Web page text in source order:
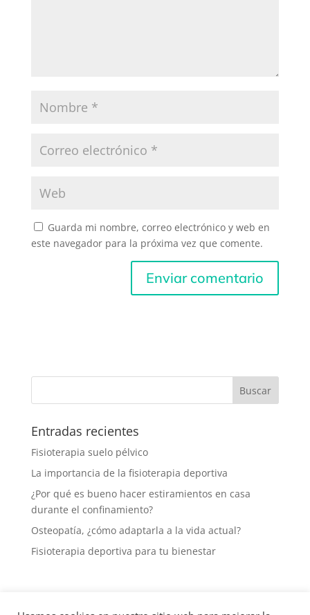
Guarda mi nombre, correo electrónico y web en
este navegador para la próxima vez que comente.
Entradas recientes
Fisioterapia suelo pélvico
La importancia de la fisioterapia deportiva
¿Por qué es bueno hacer estiramientos en casa
durante el confinamiento?
Osteopatía, ¿cómo adaptarla a la vida actual?
Fisioterapia deportiva para tu bienestar